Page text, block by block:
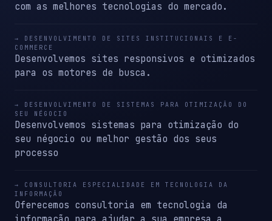
com as melhores tecnologias do mercado.
→ DESENVOLVIMENTO DE SITES INSTITUCIONAIS E E-
COMMERCE
Desenvolvemos sites responsivos e otimizados
para os motores de busca.
→ DESENVOLVIMENTO DE SISTEMAS PARA OTIMIZAÇÃO DO
SEU NÉGOCIO
Desenvolvemos sistemas para otimização do
seu négocio ou melhor gestão dos seus
processo
→ CONSULTORIA ESPECIALIDADE EM TECNOLOGIA DA
INFORMAÇÃO
Oferecemos consultoria em tecnologia da